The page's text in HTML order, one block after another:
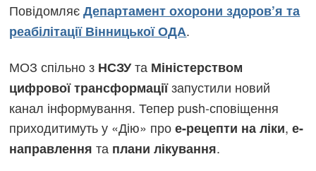
ПовідомляєДепартамент охорони здоров’я та
реабілітації Вінницької ОДА.
МОЗ спільно з НСЗУта Міністерством
цифрової трансформаціїзапустили новий
канал інформування. Тепер push-сповіщення
приходитимуть у «Дію» прое-рецепти на ліки,е-
направлення та плани лікування.